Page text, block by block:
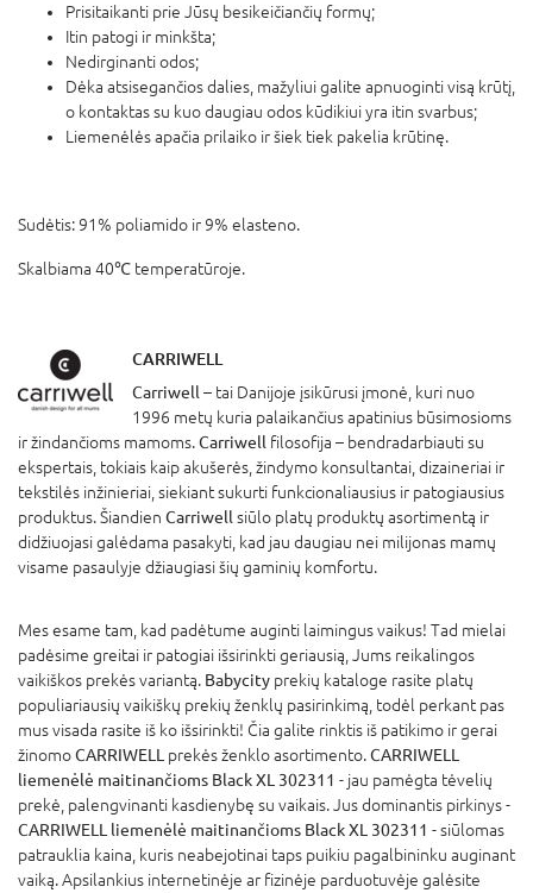
Prisitaikanti prie Jūsų besikeičiančių formų;
Itin patogi ir minkšta;
Nedirginanti odos;
Dėka atsisegančios dalies, mažyliui galite apnuoginti visą krūtį,
o kontaktas su kuo daugiau odos kūdikiui yra itin svarbus;
Liemenėlės apačia prilaiko ir šiek tiek pakelia krūtinę.
Sudėtis: 91% poliamido ir 9% elasteno.
Skalbiama 40℃ temperatūroje.
CARRIWELL
Carriwell – tai Danijoje įsikūrusi įmonė, kuri nuo
1996 metų kuria palaikančius apatinius būsimosioms
ir žindančioms mamoms.Carriwell filosofija – bendradarbiauti su
ekspertais, tokiais kaip akušerės, žindymo konsultantai, dizaineriai ir
tekstilės inžinieriai, siekiant sukurti funkcionaliausius ir patogiausius
produktus. Šiandien Carriwell siūlo platų produktų asortimentą ir
didžiuojasi galėdama pasakyti, kad jau daugiau nei milijonas mamų
visame pasaulyje džiaugiasi šių gaminių komfortu.
Mes esame tam, kad padėtume auginti laimingus vaikus! Tad mielai
padėsime greitai ir patogiai išsirinkti geriausią, Jums reikalingos
vaikiškos prekės variantą. Babycity prekių kataloge rasite platų
populiariausių vaikiškų prekių ženklų pasirinkimą, todėl perkant pas
mus visada rasite iš ko išsirinkti! Čia galite rinktis iš patikimo ir gerai
žinomoCARRIWELL prekės ženklo asortimento.CARRIWELL
liemenėlė maitinančioms Black XL 302311 - jau pamėgta tėvelių
prekė, palengvinanti kasdienybę su vaikais. Jus dominantis pirkinys -
CARRIWELL liemenėlė maitinančioms Black XL 302311 - siūlomas
patrauklia kaina, kuris neabejotinai taps puikiu pagalbininku auginant
vaiką. Apsilankius internetinėje ar fizinėje parduotuvėje galėsite